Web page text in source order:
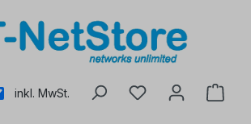
inkl. MwSt.